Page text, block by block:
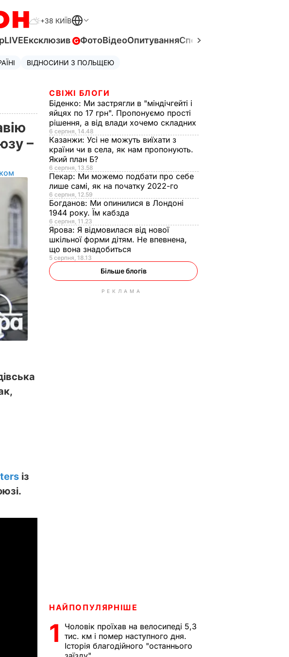
+38 КИЇВ
LIVEЕксклюзив ФотоВідеоОпитуванняСпецпроєкти
ВІДНОСИНИ З ПОЛЬЩЕЮ
–
із
СВІЖІ БЛОГИ
Біденко: Ми застрягли в "міндічгейті і
яйцях по 17 грн". Пропонуємо прості
рішення, а від влади хочемо складних
6 серпня, 14.48
Казанжи: Усі не можуть виїхати з
країни чи в села, як нам пропонують.
Який план Б?
6 серпня, 13.58
Пекар: Ми можемо подбати про себе
лише самі, як на початку 2022-го
6 серпня, 12.59
Богданов: Ми опинилися в Лондоні
1944 року. Їм кабзда
6 серпня, 11.23
Ярова: Я відмовилася від нової
шкільної форми дітям. Не впевнена,
що вона знадобиться
5 серпня, 18.13
Більше блогів
РЕКЛАМА
НАЙПОПУЛЯРНІШЕ
1
Чоловік проїхав на велосипеді 5,3
тис. км і помер наступного дня.
Історія благодійного "останнього